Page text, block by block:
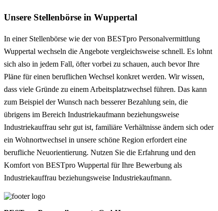
Unsere Stellenbörse in Wuppertal
In einer Stellenbörse wie der von BESTpro Personalvermittlung
Wuppertal wechseln die Angebote vergleichsweise schnell. Es lohnt
sich also in jedem Fall, öfter vorbei zu schauen, auch bevor Ihre
Pläne für einen beruflichen Wechsel konkret werden. Wir wissen,
dass viele Gründe zu einem Arbeitsplatzwechsel führen. Das kann
zum Beispiel der Wunsch nach besserer Bezahlung sein, die
übrigens im Bereich Industriekaufmann beziehungsweise
Industriekauffrau sehr gut ist, familiäre Verhältnisse ändern sich oder
ein Wohnortwechsel in unsere schöne Region erfordert eine
berufliche Neuorientierung. Nutzen Sie die Erfahrung und den
Komfort von BESTpro Wuppertal für Ihre Bewerbung als
Industriekauffrau beziehungsweise Industriekaufmann.